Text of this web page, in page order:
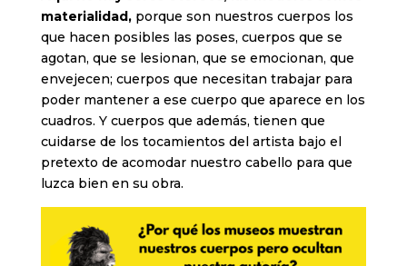
materialidad, porque son nuestros cuerpos los
que hacen posibles las poses, cuerpos que se
agotan, que se lesionan, que se emocionan, que
envejecen; cuerpos que necesitan trabajar para
poder mantener a ese cuerpo que aparece en los
cuadros. Y cuerpos que además, tienen que
cuidarse de los tocamientos del artista bajo el
pretexto de acomodar nuestro cabello para que
luzca bien en su obra.